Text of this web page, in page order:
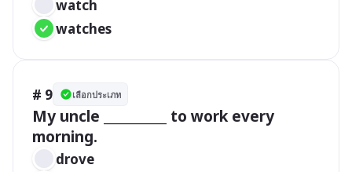
watch
watches
# 9 เลือกประเภท
My uncle __________ to work every
morning.
drove